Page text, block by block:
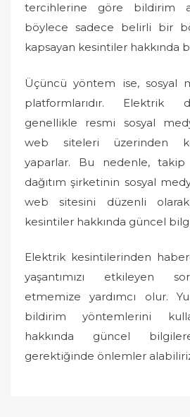
tercihlerine göre bildirim
böylece sadece belirli bir
kapsayan kesintiler hakkında
Üçüncü yöntem ise, sosyal
platformlarıdır. Elektrik
genellikle resmi sosyal
web siteleri üzerinden
yaparlar. Bu nedenle,
dağıtım şirketinin sosyal
web sitesini düzenli
kesintiler hakkında güncel
Elektrik kesintilerinden
yaşantımızı etkileyen
etmemize yardımcı olur.
bildirim yöntemlerini
hakkında güncel
gerektiğinde önlemler